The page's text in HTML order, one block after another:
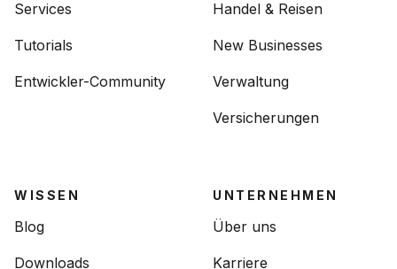
Services
Tutorials
Entwickler-Community
Handel & Reisen
New Businesses
Verwaltung
Versicherungen
WISSEN
Blog
Downloads
UNTERNEHMEN
Über uns
Karriere